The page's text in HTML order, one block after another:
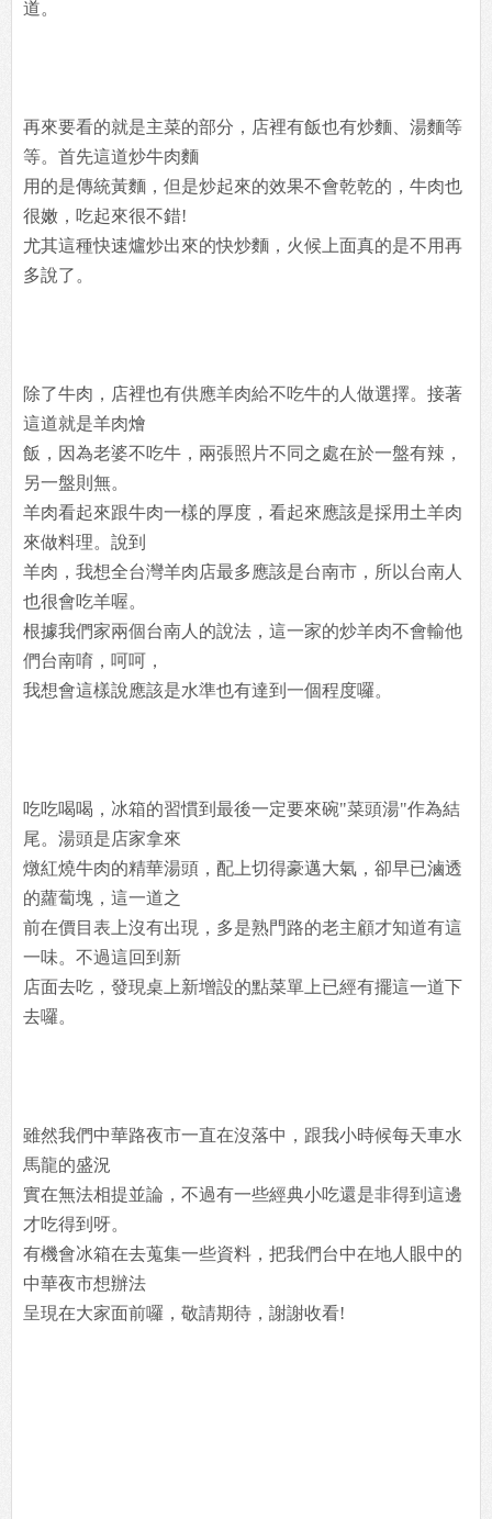
道。
再來要看的就是主菜的部分，店裡有飯也有炒麵、湯麵等
等。首先這道炒牛肉麵
用的是傳統黃麵，但是炒起來的效果不會乾乾的，牛肉也
很嫩，吃起來很不錯!
尤其這種快速爐炒出來的快炒麵，火候上面真的是不用再
多說了。
除了牛肉，店裡也有供應羊肉給不吃牛的人做選擇。接著
這道就是羊肉燴
飯，因為老婆不吃牛，兩張照片不同之處在於一盤有辣，
另一盤則無。
羊肉看起來跟牛肉一樣的厚度，看起來應該是採用土羊肉
來做料理。說到
羊肉，我想全台灣羊肉店最多應該是台南市，所以台南人
也很會吃羊喔。
根據我們家兩個台南人的說法，這一家的炒羊肉不會輸他
們台南唷，呵呵，
我想會這樣說應該是水準也有達到一個程度囉。
吃吃喝喝，冰箱的習慣到最後一定要來碗"菜頭湯"作為結
尾。湯頭是店家拿來
燉紅燒牛肉的精華湯頭，配上切得豪邁大氣，卻早已滷透
的蘿蔔塊，這一道之
前在價目表上沒有出現，多是熟門路的老主顧才知道有這
一味。不過這回到新
店面去吃，發現桌上新增設的點菜單上已經有擺這一道下
去囉。
雖然我們中華路夜市一直在沒落中，跟我小時候每天車水
馬龍的盛況
實在無法相提並論，不過有一些經典小吃還是非得到這邊
才吃得到呀。
有機會冰箱在去蒐集一些資料，把我們台中在地人眼中的
中華夜市想辦法
呈現在大家面前囉，敬請期待，謝謝收看!